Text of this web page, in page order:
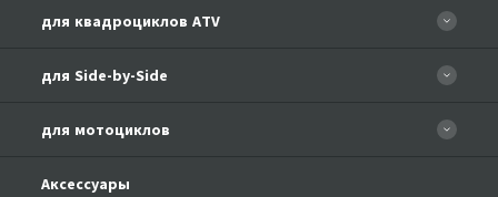
для квадроциклов ATV
CFORCE 110 EFI
CF500-A Basic
для Side-by-Side
CF800-U8 EFI
для мотоциклов
Аксессуары